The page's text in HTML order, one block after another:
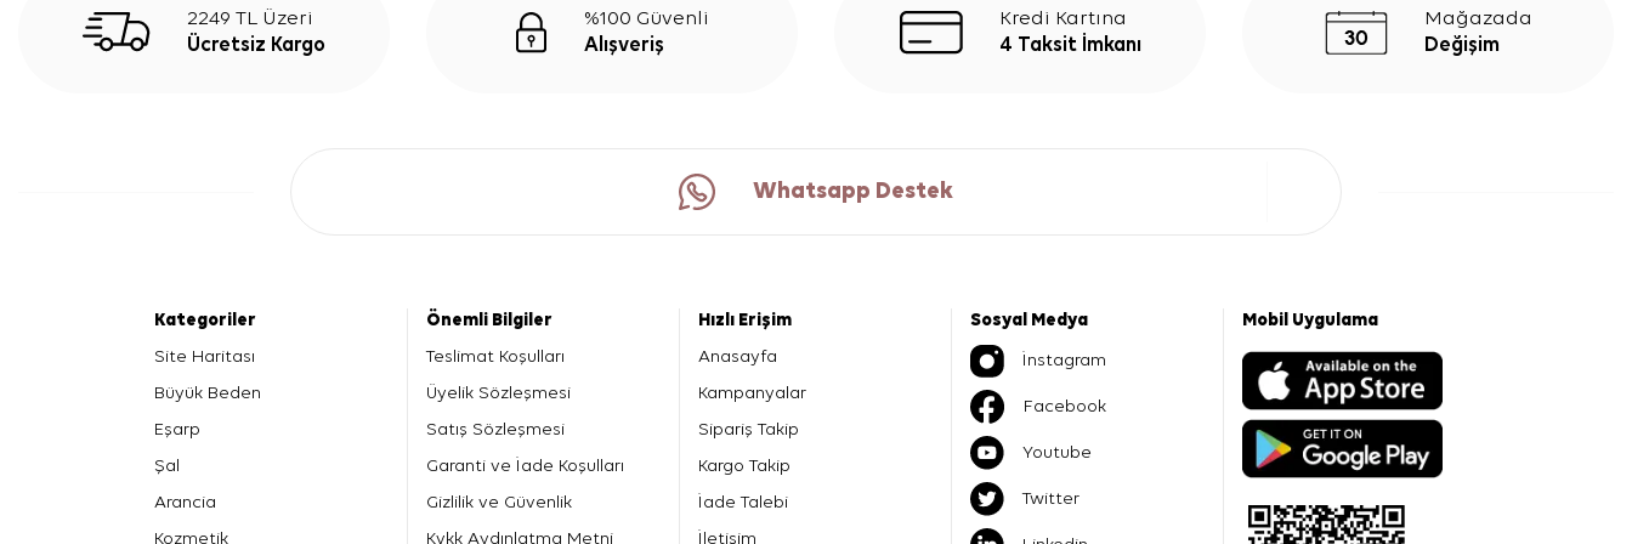
2249 TL Üzeri
Ücretsiz Kargo
%100 Güvenli
Alışveriş
Kredi Kartına
4 Taksit İmkanı
Mağazada
Değişim
Whatsapp Destek
Kategoriler
Site Haritası
Büyük Beden
Eşarp
Şal
Arancia
Kozmetik
Önemli Bilgiler
Teslimat Koşulları
Üyelik Sözleşmesi
Satış Sözleşmesi
Garanti ve İade Koşulları
Gizlilik ve Güvenlik
Kvkk Aydınlatma Metni
Hızlı Erişim
Anasayfa
Kampanyalar
Sipariş Takip
Kargo Takip
İade Talebi
İletişim
Sosyal Medya
İnstagram
Facebook
Youtube
Twitter
Mobil Uygulama